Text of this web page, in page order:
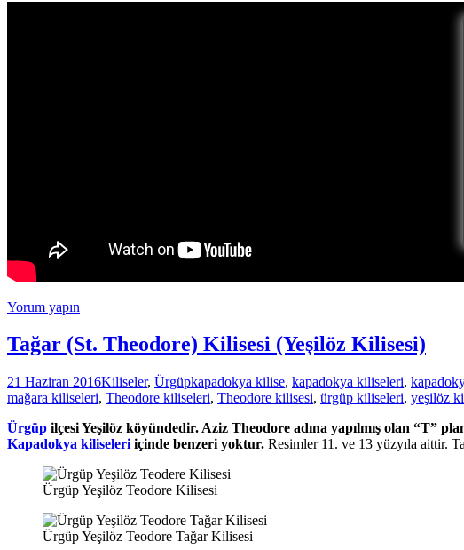
Yorum yapın
Tağar (St. Theodore) Kilisesi (Yeşilöz Kilisesi)
21 Haziran 2016Kiliseler, Ürgüpkapadokya kilise, kapadokya kiliseleri,
mağara kiliseleri, Theodore kiliseleri, Theodore kilisesi, ürgüp kiliseleri, yeşilöz
Ürgüp ilçesiYeşilöz köyündedir. Aziz Theodore adına yapılmış olan “T”
Kapadokya kiliseleri içinde benzeri yoktur. Resimler 11. ve 13 yüzyıla aittir.
Ürgüp Yeşilöz Teodore Kilisesi
Ürgüp Yeşilöz Teodore Tağar Kilisesi